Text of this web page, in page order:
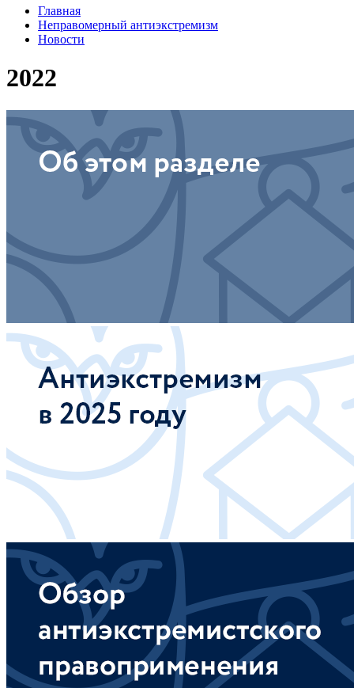
Главная
Неправомерный антиэкстремизм
Новости
2022